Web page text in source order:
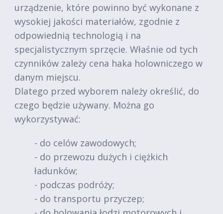
urządzenie, które powinno być wykonane z
wysokiej jakości materiałów, zgodnie z
odpowiednią technologią i na
specjalistycznym sprzęcie. Właśnie od tych
czynników zależy cena haka holowniczego w
danym miejscu.
Dlatego przed wyborem należy określić, do
czego będzie używany. Można go
wykorzystywać:
- do celów zawodowych;
- do przewozu dużych i ciężkich
ładunków;
- podczas podróży;
- do transportu przyczep;